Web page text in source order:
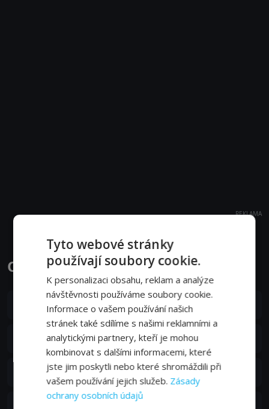
REKLAMA
O čem se nemluví epizody
7. epizoda:Štěstí
6. epizoda:Temný web
5. epizoda:Spravedlnost
S01E05
Tyto webové stránky
používají soubory cookie.
K personalizaci obsahu, reklam a analýze
návštěvnosti používáme soubory cookie.
Informace o vašem používání našich
stránek také sdílíme s našimi reklamními a
analytickými partnery, kteří je mohou
kombinovat s dalšími informacemi, které
jste jim poskytli nebo které shromáždili při
vašem používání jejich služeb. Zásady
ochrany osobních údajů